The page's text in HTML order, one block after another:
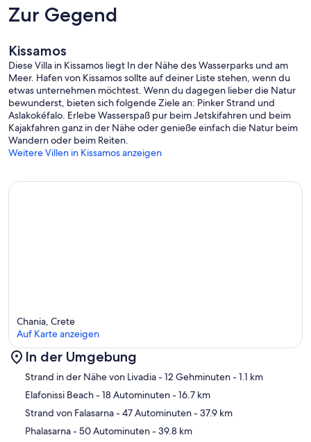
Sonnenuntergänge.
• Dorf Paleochora: (1 Std.) Ein lebhafter Ort an der Südküste,
• Lagune von Balos (1 Std. 30 Min.): Eine atemberaubende Lagune
mit weißem Sand und türkisfarbenem Wasser, erreichbar mit dem
Boot.
• Altstadt von Chania: (1 Std. 30 Min.) Schlendern Sie durch den
historischen venezianischen Hafen und das malerischste
Stadtzentrum Griechenlands.
Der CreteVillas4u-Vorteil
dass Sie das beste verfügbare Angebot erhalten. CreteVillas4U.
🧳 Inklusive Leistungen
• Willkommenskorb: Gefüllt mit kretischen Köstlichkeiten bei Ihrer
Ankunft.
• Reinigungsservice: Professionelle Reinigung und Wäschewechsel
alle 3–4 Tage.
• Rund-um-die-Uhr-Betreuung: Durch das engagierte Team von
CreteVillas4U.
🌟 Premium-Leistungen (gegen Aufpreis)
Zur Gegend
Kissamos
Diese Villa in Kissamos liegt In der Nähe des Wasserparks und am
Meer. Hafen von Kissamos sollte auf deiner Liste stehen, wenn du
etwas unternehmen möchtest. Wenn du dagegen lieber die Natur
bewunderst, bieten sich folgende Ziele an: Pinker Strand und
Aslakokéfalo. Erlebe Wasserspaß pur beim Jetskifahren und beim
Kajakfahren ganz in der Nähe oder genieße einfach die Natur beim
Wandern oder beim Reiten.
Weitere Villen in Kissamos anzeigen
Karte
Chania, Crete
Auf Karte anzeigen
In der Umgebung
Strand in der Nähe von Livadia- 12 Gehminuten- 1.1 km
Elafonissi Beach- 18 Autominuten- 16.7 km
Strand von Falasarna- 47 Autominuten- 37.9 km
Phalasarna- 50 Autominuten- 39.8 km